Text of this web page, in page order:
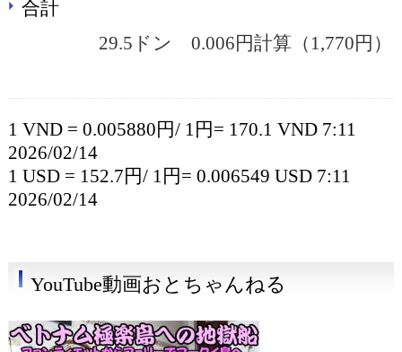
合計
29.5ドン 0.006円計算（1,770円）
1 VND = 0.005880円/ 1円= 170.1 VND 7:11
2026/02/14
1 USD = 152.7円/ 1円= 0.006549 USD 7:11
2026/02/14
YouTube動画おとちゃんねる